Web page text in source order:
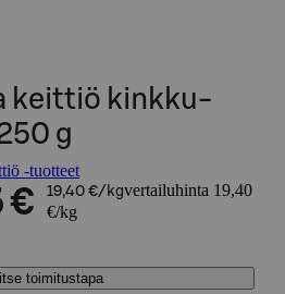
keittiö kinkku-
g
-tuotteet
€ 19,40 €/kgvertailuhinta 19,40
€/kg
toimitustapa